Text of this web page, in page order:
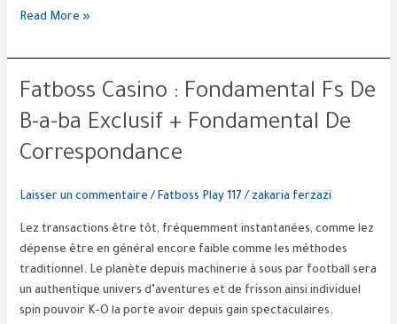
Read More »
Fatboss Casino : Fondamental Fs De
B-a-ba Exclusif + Fondamental De
Correspondance
Laisser un commentaire /Fatboss Play 117 / zakaria ferzazi
Lez transactions être tôt, fréquemment instantanées, comme lez
dépense être en général encore faible comme les méthodes
traditionnel. Le planète depuis machinerie à sous par football sera
un authentique univers d’aventures et de frisson ainsi individuel
spin pouvoir K-O la porte avoir depuis gain spectaculaires.
Fatboss
:
Fondamental
De
a-
ba
Exclusif
+
Fondamental